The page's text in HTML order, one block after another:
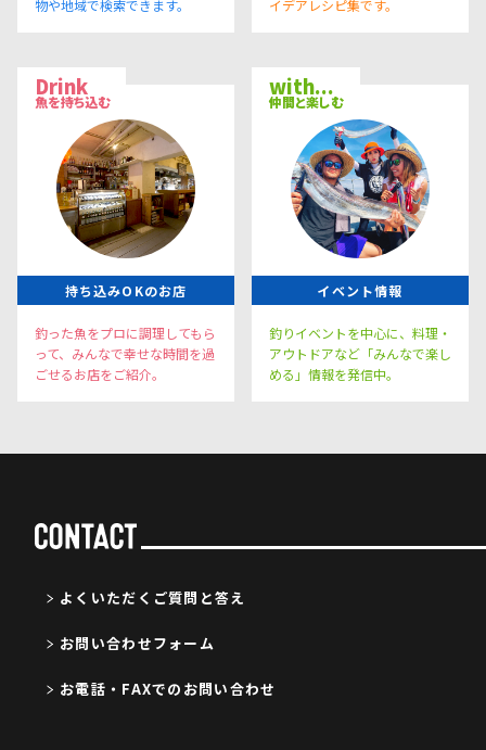
物や地域で検索できます。
イデアレシピ集です。
Drink
魚を持ち込む
持ち込みOKのお店
釣った魚をプロに調理してもら
って、みんなで幸せな時間を過
ごせるお店をご紹介。
with...
仲間と楽しむ
イベント情報
釣りイベントを中心に、料理・
アウトドアなど「みんなで楽し
める」情報を発信中。
よくいただくご質問と答え
お問い合わせフォーム
お電話・FAXでのお問い合わせ